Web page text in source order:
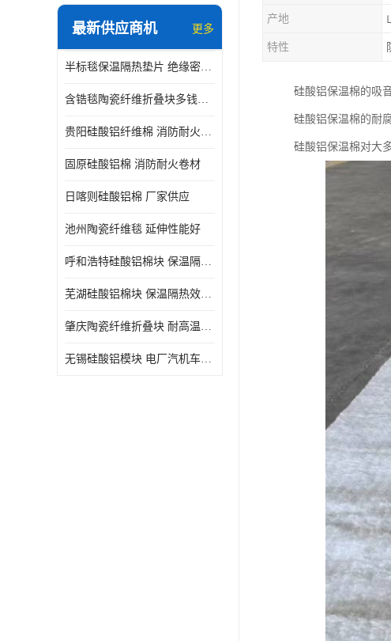
最新供应商机 更多
半标毯保温隔热垫片 绝缘密封垫片
含锆毯陶瓷纤维折叠块多钱一立方 硅酸铝模块
贵阳硅酸铝纤维棉 消防耐火卷材
固原硅酸铝棉 消防耐火卷材
日喀则硅酸铝棉 厂家供应
池州陶瓷纤维毯 延伸性能好
呼和浩特硅酸铝棉块 保温隔热效果好
芜湖硅酸铝棉块 保温隔热效果好
肇庆陶瓷纤维折叠块 耐高温阻燃 抗撕裂 质地硬
无锡硅酸铝模块 电厂汽机车间设备管道保温用硅酸铝棉
产地
特性
硅酸铝保温棉的吸
硅酸铝保温棉的耐
硅酸铝保温棉对大